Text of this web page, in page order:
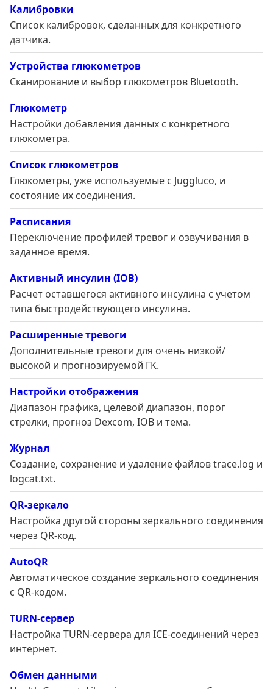
Калибровки
Список калибровок, сделанных для конкретного
датчика.
Устройства глюкометров
Сканирование и выбор глюкометров Bluetooth.
Глюкометр
Настройки добавления данных с конкретного
глюкометра.
Список глюкометров
Глюкометры, уже используемые с Juggluco, и
состояние их соединения.
Расписания
Переключение профилей тревог и озвучивания в
заданное время.
Активный инсулин (IOB)
Расчет оставшегося активного инсулина с учетом
типа быстродействующего инсулина.
Расширенные тревоги
Дополнительные тревоги для очень низкой/
высокой и прогнозируемой ГК.
Настройки отображения
Диапазон графика, целевой диапазон, порог
стрелки, прогноз Dexcom, IOB и тема.
Журнал
Создание, сохранение и удаление файлов trace.log и
logcat.txt.
QR-зеркало
Настройка другой стороны зеркального соединения
через QR-код.
AutoQR
Автоматическое создание зеркального соединения
с QR-кодом.
TURN-сервер
Настройка TURN-сервера для ICE-соединений через
интернет.
Обмен данными